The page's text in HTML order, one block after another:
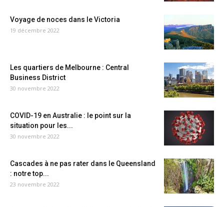
Voyage de noces dans le Victoria
19 décembre 2022
Les quartiers de Melbourne : Central
Business District
30 novembre 2022
COVID-19 en Australie : le point sur la
situation pour les...
30 novembre 2022
Cascades à ne pas rater dans le Queensland
: notre top...
23 novembre 2022